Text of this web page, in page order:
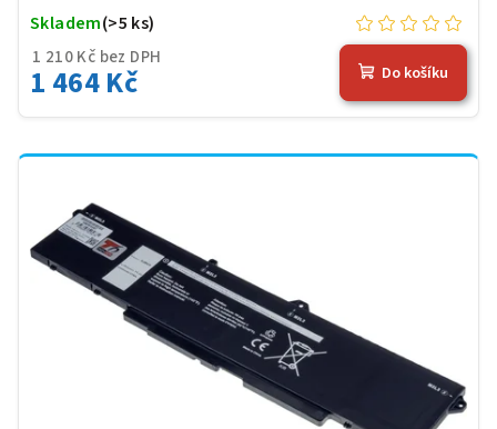
1 210 Kč bez DPH
1 464 Kč
Skladem(>5 ks)
Do košíku